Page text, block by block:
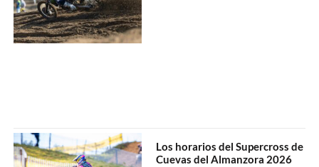
Los horarios del Supercross de
Cuevas del Almanzora 2026